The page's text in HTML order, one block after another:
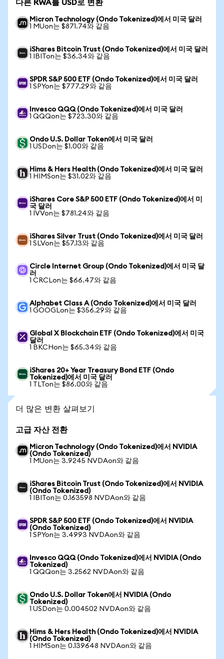
다른 RWA를 USD로 변환
Micron Technology (Ondo Tokenized)에서 미국 달러
1 MUon는 $871.74와 같음
iShares Bitcoin Trust (Ondo Tokenized)에서 미국 달러
1 IBITon는 $36.34와 같음
SPDR S&P 500 ETF (Ondo Tokenized)에서 미국 달러
1 SPYon는 $777.29와 같음
Invesco QQQ (Ondo Tokenized)에서 미국 달러
1 QQQon는 $723.30와 같음
Ondo U.S. Dollar Token에서 미국 달러
1 USDon는 $1.00와 같음
Hims & Hers Health (Ondo Tokenized)에서 미국 달러
1 HIMSon는 $31.02와 같음
iShares Core S&P 500 ETF (Ondo Tokenized)에서 미
국 달러
1 IVVon는 $781.24와 같음
iShares Silver Trust (Ondo Tokenized)에서 미국 달러
1 SLVon는 $57.13와 같음
Circle Internet Group (Ondo Tokenized)에서 미국 달
러
1 CRCLon는 $66.47와 같음
Alphabet Class A (Ondo Tokenized)에서 미국 달러
1 GOOGLon는 $356.29와 같음
Global X Blockchain ETF (Ondo Tokenized)에서 미국
달러
1 BKCHon는 $65.34와 같음
iShares 20+ Year Treasury Bond ETF (Ondo
Tokenized)에서 미국 달러
1 TLTon는 $86.00와 같음
더 많은 변환 살펴보기
고급 자산 전환
Micron Technology (Ondo Tokenized)에서 NVIDIA
(Ondo Tokenized)
1 MUon는 3.9245 NVDAon와 같음
iShares Bitcoin Trust (Ondo Tokenized)에서 NVIDIA
(Ondo Tokenized)
1 IBITon는 0.163598 NVDAon와 같음
SPDR S&P 500 ETF (Ondo Tokenized)에서 NVIDIA
(Ondo Tokenized)
1 SPYon는 3.4993 NVDAon와 같음
Invesco QQQ (Ondo Tokenized)에서 NVIDIA (Ondo
Tokenized)
1 QQQon는 3.2562 NVDAon와 같음
Ondo U.S. Dollar Token에서 NVIDIA (Ondo
Tokenized)
1 USDon는 0.004502 NVDAon와 같음
Hims & Hers Health (Ondo Tokenized)에서 NVIDIA
(Ondo Tokenized)
1 HIMSon는 0.139648 NVDAon와 같음